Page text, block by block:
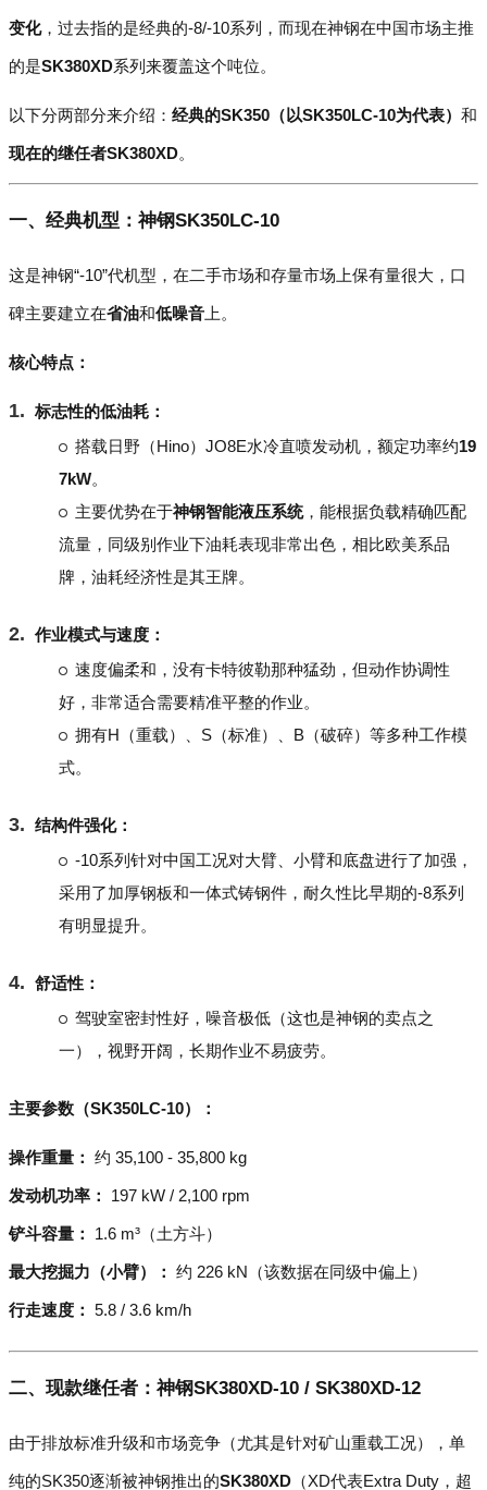
变化，过去指的是经典的-8/-10系列，而现在神钢在中国市场主推
的是SK380XD系列来覆盖这个吨位。
以下分两部分来介绍： 经典的SK350（以SK350LC-10为代表） 和
现在的继任者SK380XD。
一、经典机型：神钢SK350LC-10
这是神钢“-10”代机型，在二手市场和存量市场上保有量很大，口
碑主要建立在省油和低噪音 上。
核心特点：
标志性的低油耗：
搭载日野（Hino）JO8E水冷直喷发动机，额定功率约19
7kW。
主要优势在于神钢智能液压系统，能根据负载精确匹配
流量，同级别作业下油耗表现非常出色，相比欧美系品
牌，油耗经济性是其王牌。
作业模式与速度：
速度偏柔和，没有卡特彼勒那种猛劲，但动作协调性
好，非常适合需要精准平整的作业。
拥有H（重载）、S（标准）、B（破碎）等多种工作模
式。
结构件强化：
-10系列针对中国工况对大臂、小臂和底盘进行了加强，
采用了加厚钢板和一体式铸钢件，耐久性比早期的-8系列
有明显提升。
舒适性：
驾驶室密封性好，噪音极低（这也是神钢的卖点之
一），视野开阔，长期作业不易疲劳。
主要参数（SK350LC-10）：
操作重量： 约 35,100 - 35,800 kg
发动机功率： 197 kW / 2,100 rpm
铲斗容量： 1.6 m³（土方斗）
最大挖掘力（小臂）： 约 226 kN（该数据在同级中偏上）
行走速度： 5.8 / 3.6 km/h
二、现款继任者：神钢SK380XD-10 / SK380XD-12
由于排放标准升级和市场竞争（尤其是针对矿山重载工况），单
纯的SK350逐渐被神钢推出的SK380XD （XD代表Extra Duty，超